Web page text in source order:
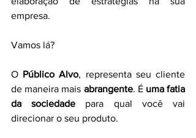
empresa.
Vamos lá?
O Público Alvo, representa seu cliente
de maneira mais abrangente. É uma fatia
da sociedade para qual você vai
direcionar o seu produto.